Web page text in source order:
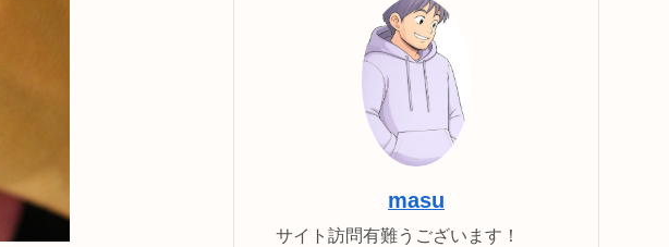
masu
サイト訪問有難うございます！